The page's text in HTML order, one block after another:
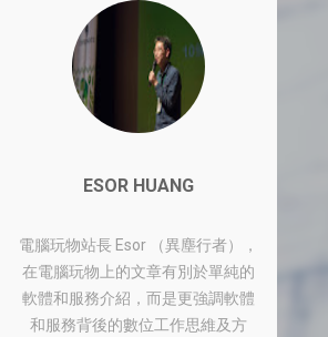
ESOR HUANG
電腦玩物站長 Esor （異塵行者），
在電腦玩物上的文章有別於單純的
軟體和服務介紹，而是更強調軟體
和服務背後的數位工作思維及方